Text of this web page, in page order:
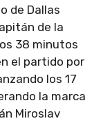
de Dallas
de la
38 minutos
el partido por
los 17
la marca
Miroslav